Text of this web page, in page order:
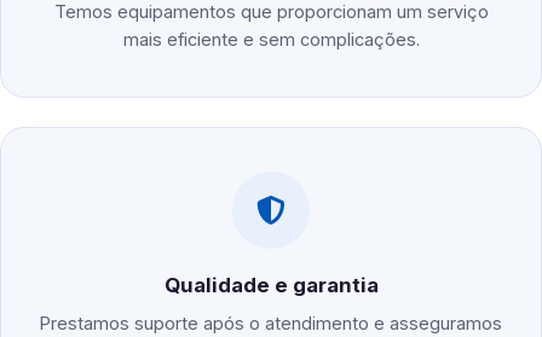
Temos equipamentos que proporcionam um serviço
mais eficiente e sem complicações.
Qualidade e garantia
Prestamos suporte após o atendimento e asseguramos